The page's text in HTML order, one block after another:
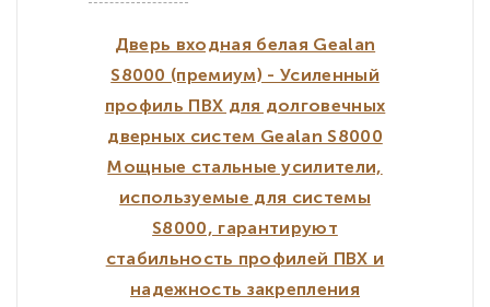
Дверь входная белая Gealan
S8000 (премиум) - Усиленный
профиль ПВХ для долговечных
дверных систем Gealan S8000
Мощные стальные усилители,
используемые для системы
S8000, гарантируют
стабильность профилей ПВХ и
надежность закрепления